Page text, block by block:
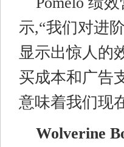
示,“我们对进
显示出惊人的
买成本和广告
意味着我们现
Wolverine